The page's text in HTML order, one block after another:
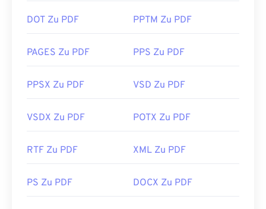
DOT Zu PDF PPTM Zu PDF
PAGES Zu PDF PPS Zu PDF
PPSX Zu PDF VSD Zu PDF
VSDX Zu PDF POTX Zu PDF
RTF Zu PDF XML Zu PDF
PS Zu PDF DOCX Zu PDF